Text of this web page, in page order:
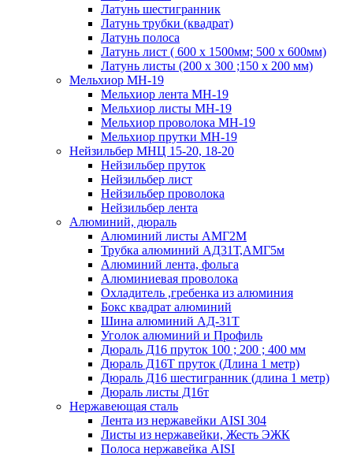
Латунь шестигранник
Латунь трубки (квадрат)
Латунь полоса
Латунь лист ( 600 х 1500мм; 500 х 600мм)
Латунь листы (200 х 300 ;150 х 200 мм)
Мельхиор МН-19
Мельхиор лента МН-19
Мельхиор листы МН-19
Мельхиор проволока МН-19
Мельхиор прутки МН-19
Нейзильбер МНЦ 15-20, 18-20
Нейзильбер пруток
Нейзильбер лист
Нейзильбер проволока
Нейзильбер лента
Алюминий, дюраль
Алюминий листы АМГ2М
Трубка алюминий АД31Т,АМГ5м
Алюминий лента, фольга
Алюминиевая проволока
Охладитель ,гребенка из алюминия
Бокс квадрат алюминий
Шина алюминий АД-31Т
Уголок алюминий и Профиль
Дюраль Д16 пруток 100 ; 200 ; 400 мм
Дюраль Д16Т пруток (Длина 1 метр)
Дюраль Д16 шестигранник (длина 1 метр)
Дюраль листы Д16т
Нержавеющая сталь
Лента из нержавейки AISI 304
Листы из нержавейки, Жесть ЭЖК
Полоса нержавейка АISI